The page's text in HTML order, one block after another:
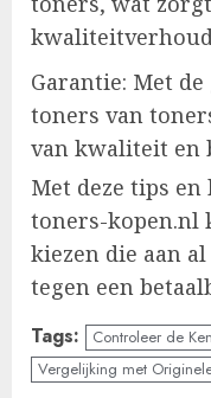
Garantie: Met
toners van
van kwaliteit en
Met deze tips
toners-kopen.nl
kiezen die aan
tegen een
Tags: Controleer de
Vergelijking met